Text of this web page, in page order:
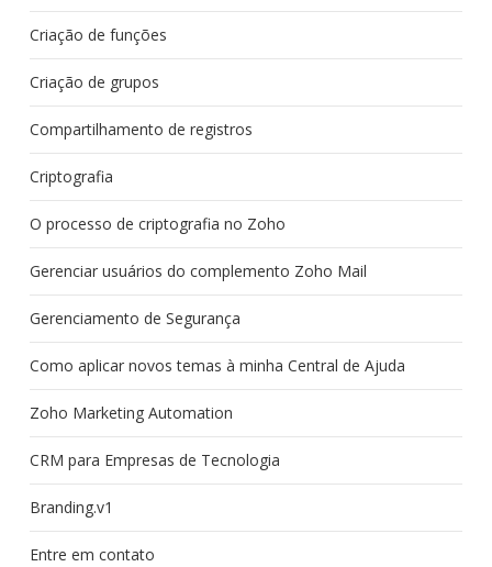
Criação de funções
Criação de grupos
Compartilhamento de registros
Criptografia
O processo de criptografia no Zoho
Gerenciar usuários do complemento Zoho Mail
Gerenciamento de Segurança
Como aplicar novos temas à minha Central de Ajuda
Zoho Marketing Automation
CRM para Empresas de Tecnologia
Branding.v1
Entre em contato